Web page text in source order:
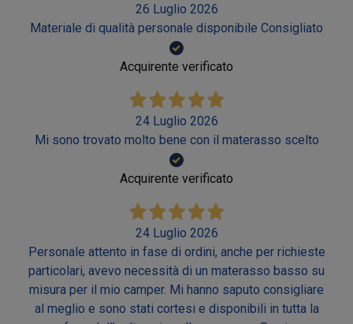
26 Luglio 2026
Materiale di qualità personale disponibile Consigliato
Acquirente verificato
24 Luglio 2026
Mi sono trovato molto bene con il materasso scelto
Acquirente verificato
24 Luglio 2026
Personale attento in fase di ordini, anche per richieste
particolari, avevo necessità di un materasso basso su
misura per il mio camper. Mi hanno saputo consigliare
al meglio e sono stati cortesi e disponibili in tutta la